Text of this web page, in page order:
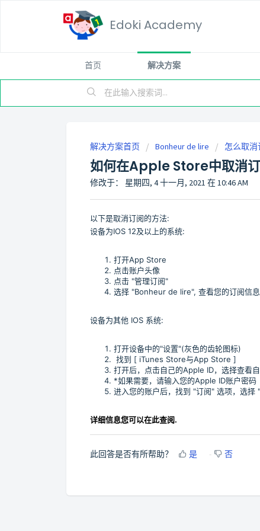
Edoki Academy
首页 解决方案
解决方案首页 Bonheur de lire 怎么取
如何在Apple Store中取消订
修改于： 星期四, 4 十一月, 2021 在 10:46 AM
以下是取消订阅的方法:
设备为IOS 12及以上的系统:
打开App Store
点击账户头像
点击 "管理订阅"
选择 "Bonheur de lire", 查看您的订阅信
设备为其他 IOS 系统:
打开设备中的"设置"(灰色的齿轮图标)
找到 [ iTunes Store与App Store ]
打开后，点击自己的Apple ID，选择查看
*如果需要，请输入您的Apple ID账户密码
进入您的账户后，找到 "订阅" 选项，选择 "
详细信息您可以在此查阅.
此回答是否有所帮助？ 是 否